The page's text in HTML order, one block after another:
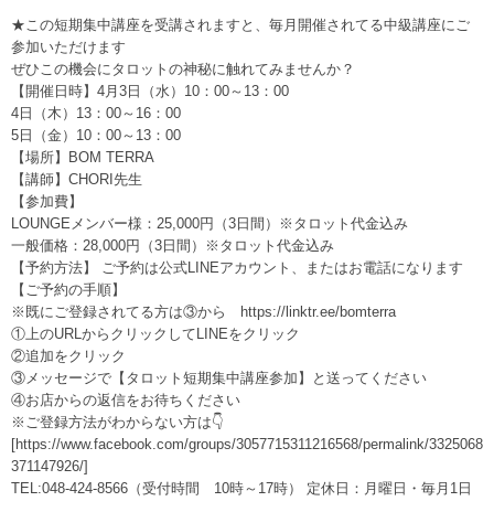
★この短期集中講座を受講されますと、毎月開催されてる中級講座にご
参加いただけます
ぜひこの機会にタロットの神秘に触れてみませんか？
【開催日時】4月3日（水）10：00～13：00
4日（木）13：00～16：00
5日（金）10：00～13：00
【場所】BOM TERRA
【講師】CHORI先生
【参加費】
LOUNGEメンバー様：25,000円（3日間）※タロット代金込み
一般価格：28,000円（3日間）※タロット代金込み
【予約方法】 ご予約は公式LINEアカウント、またはお電話になります
【ご予約の手順】
※既にご登録されてる方は③から https://linktr.ee/bomterra
①上のURLからクリックしてLINEをクリック
②追加をクリック
③メッセージで【タロット短期集中講座参加】と送ってください
④お店からの返信をお待ちください
※ご登録方法がわからない方は👇
[https://www.facebook.com/groups/3057715311216568/permalink/3325068
371147926/]
TEL:048-424-8566（受付時間 10時～17時） 定休日：月曜日・毎月1日